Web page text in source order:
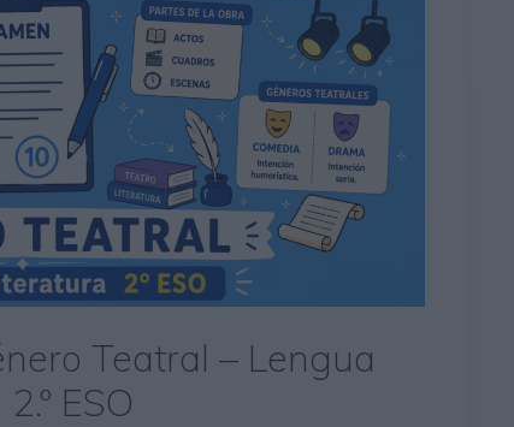
Teatral – Lengua
ESO